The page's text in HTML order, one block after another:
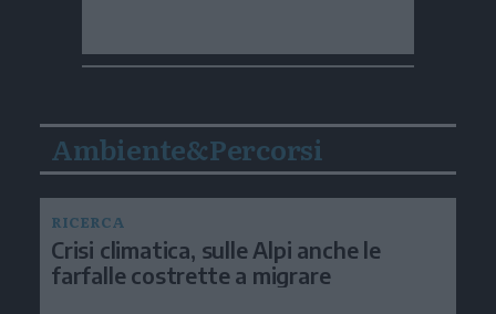
Ambiente&Percorsi
RICERCA
Crisi climatica, sulle Alpi anche le
farfalle costrette a migrare